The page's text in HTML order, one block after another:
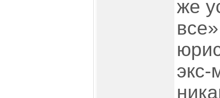
же
экс-